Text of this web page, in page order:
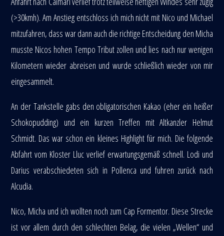
(>30kmh). Am Anstieg entschloss ich mich nicht mit Nico und Michael
mitzufahren, dass war dann auch die richtige Entscheidung den Micha
musste Nicos hohen Tempo Tribut zollen und lies nach nur wenigen
Kilometern wieder abreisen und wurde schließlich wieder von mir
eingesammelt.
An der Tankstelle gabs den obligatorischen Kakao (eher ein heißer
Schokopudding) und ein kurzen Treffen mit Altkanzler Helmut
Schmidt. Das war schon ein kleines Highlight für mich. Die folgende
Abfahrt vom Kloster Lluc verlief erwartungsgemäß schnell. Lodi und
Darius verabschiedeten sich in Pollenca und fuhren zurück nach
Alcudia.
Nico, Micha und ich wollten noch zum Cap Formentor. Diese Strecke
ist vor allem durch den schlechten Belag, die vielen „Wellen“ und